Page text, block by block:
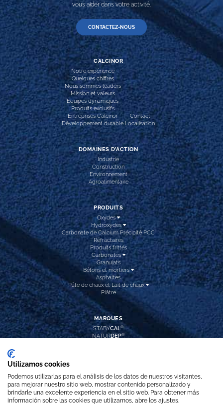
vous aider dans votre activité.
CONTACTEZ-NOUS
CALCINOR
Notre expérience
Quelques chiffres
Nous sommes leaders
Mission et valeurs
Équipes dynamiques
Produits exclusifs
Entreprises Calcinor
Développement durable
Contact
Localisation
DOMAINES D’ACTION
Industrie
Construction
Environnement
Agroalimentaire
PRODUITS
Oxydes
Hydroxydes
Carbonate de Calcium Précipité PCC
Réfractaires
Produits frittés
Carbonates
Granulats
Bétons et mortiers
Asphaltes
Pâte de chaux et Lait de chaux
Plâtre
MARQUES
STABYCAL ®
NATURDEP®
ARI BLANC PLUS
CALCITALAVADA
Utilizamos cookies
Podemos utilizarlas para el análisis de los datos de nuestros visitantes,
para mejorar nuestro sitio web, mostrar contenido personalizado y
brindarle una excelente experiencia en el sitio web. Para obtener más
información sobre las cookies que utilizamos, abre los ajustes.